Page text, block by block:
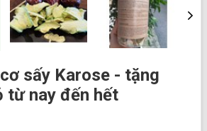
sấy Karose - tặng
từ nay đến hết